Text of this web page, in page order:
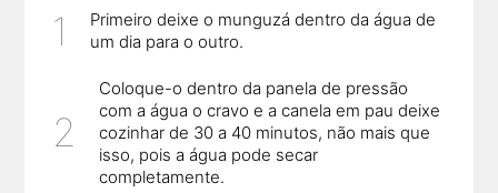
Primeiro deixe o munguzá dentro da água de
um dia para o outro.
Coloque-o dentro da panela de pressão
com a água o cravo e a canela em pau deixe
cozinhar de 30 a 40 minutos, não mais que
isso, pois a água pode secar
completamente.